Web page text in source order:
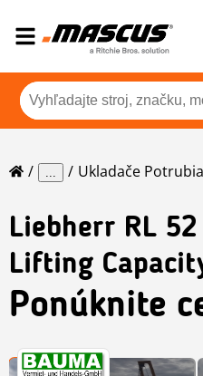
... Ukladače Potrubia
Liebherr RL
Lifting
Ponúknite